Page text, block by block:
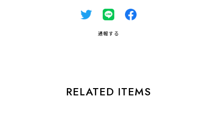
通報する
RELATED ITEMS